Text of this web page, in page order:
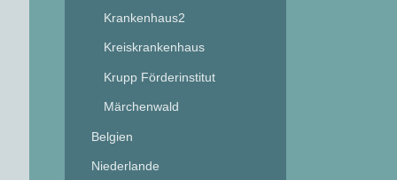
Krankenhaus2
Kreiskrankenhaus
Krupp Förderinstitut
Märchenwald
Belgien
Niederlande